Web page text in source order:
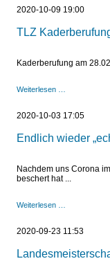
Neuer
Ronneburg
2020-10-09 19:00
TLZ
Kaderberufung am
Weiterlesen …
2020-10-03 17:05
Endlich wieder
Nachdem uns Corona
beschert hat ...
Weiterlesen …
Läufe“
2020-09-23 11:53